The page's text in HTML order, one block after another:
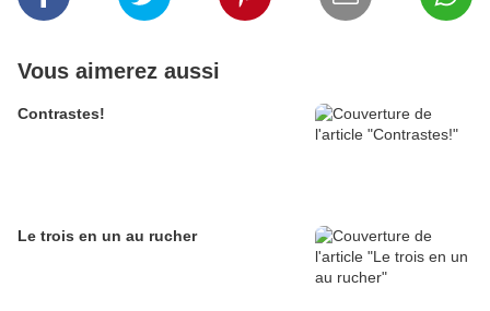
Vous aimerez aussi
Contrastes!
Le trois en un au rucher